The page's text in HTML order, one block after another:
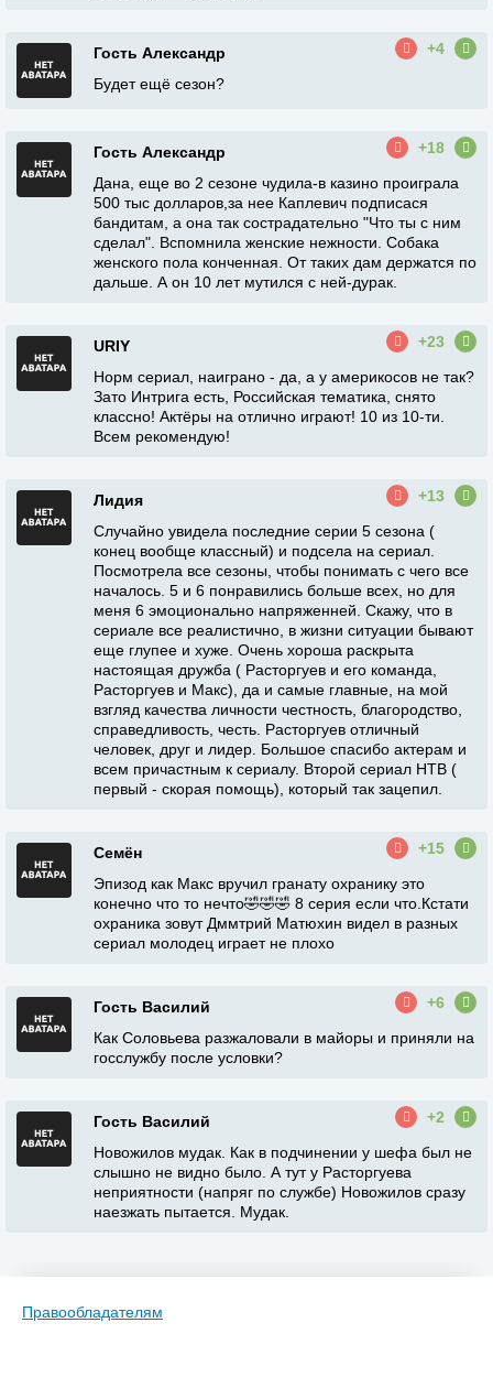
Гость Александр
+4
Будет ещё сезон?
Гость Александр
+18
Дана, еще во 2 сезоне чудила-в казино проиграла
500 тыс долларов,за нее Каплевич подписася
бандитам, а она так сострадательно "Что ты с ним
сделал". Вспомнила женские нежности. Собака
женского пола конченная. От таких дам держатся по
дальше. А он 10 лет мутился с ней-дурак.
URIY
+23
Норм сериал, наиграно - да, а у америкосов не так?
Зато Интрига есть, Российская тематика, снято
классно! Актёры на отлично играют! 10 из 10-ти.
Всем рекомендую!
Лидия
+13
Случайно увидела последние серии 5 сезона (
конец вообще классный) и подсела на сериал.
Посмотрела все сезоны, чтобы понимать с чего все
началось. 5 и 6 понравились больше всех, но для
меня 6 эмоционально напряженней. Скажу, что в
сериале все реалистично, в жизни ситуации бывают
еще глупее и хуже. Очень хороша раскрыта
настоящая дружба ( Расторгуев и его команда,
Расторгуев и Макс), да и самые главные, на мой
взгляд качества личности честность, благородство,
справедливость, честь. Расторгуев отличный
человек, друг и лидер. Большое спасибо актерам и
всем причастным к сериалу. Второй сериал НТВ (
первый - скорая помощь), который так зацепил.
Семён
+15
Эпизод как Макс вручил гранату охранику это
конечно что то нечто🤣🤣🤣 8 серия если что.Кстати
охраника зовут Дммтрий Матюхин видел в разных
сериал молодец играет не плохо
Гость Василий
+6
Как Соловьева разжаловали в майоры и приняли на
госслужбу после условки?
Гость Василий
+2
Новожилов мудак. Как в подчинении у шефа был не
слышно не видно было. А тут у Расторгуева
неприятности (напряг по службе) Новожилов сразу
наезжать пытается. Мудак.
Правообладателям